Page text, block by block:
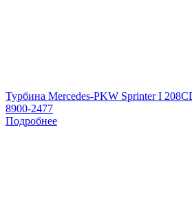
Турбина Mercedes-PKW Sprinter I
8900-2477
Подробнее